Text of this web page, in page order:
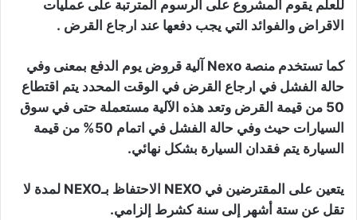
للعلم يقوم المشروع على الرسوم المترتبة على عمليات
الاقراض والفوائد التي يجب دفعها عند ارجاع القرض .
كما تستخدم منصة Nexo آلية قروض يوم الدفع بمعنى وفي
حالة الفشل في ارجاع القرض في الوقت المحدد يتم اقتطاع
50 من قيمة القرض وتعد هذه الآلية مستعملة حتى في سوق
السيارات حيث وفي حالة الفشل في اتمام 50% من قيمة
السيارة يتم فقدان السيارة بشكل نهائي.
يتعين على المقترضين في NEXO الاحتفاظ بـNEXO لمدة لا
تقل عن ستة أشهر إلى سنة كشرط إلزامي.